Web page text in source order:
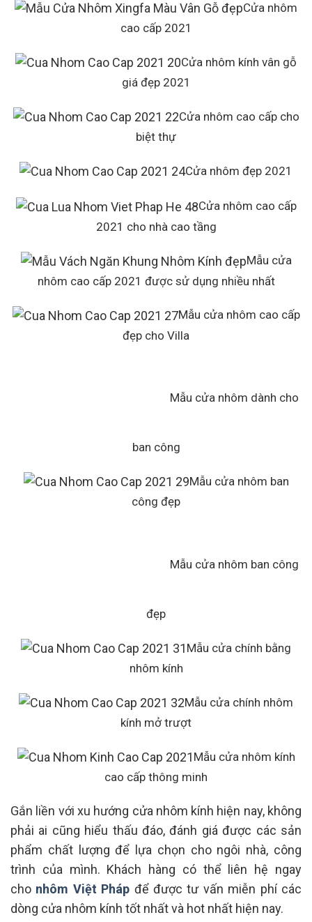
Cửa nhôm
cao cấp 2021
Cửa nhôm kính vân gỗ
giá đẹp 2021
Cửa nhôm cao cấp cho
biệt thự
Cửa nhôm đẹp 2021
Cửa nhôm cao cấp
2021 cho nhà cao tầng
Mẫu cửa
nhôm cao cấp 2021 được sử dụng nhiều nhất
Mẫu cửa nhôm cao cấp
đẹp cho Villa
Mẫu cửa nhôm dành cho
ban công
Mẫu cửa nhôm ban
công đẹp
Mẫu cửa nhôm ban công
đẹp
Mẫu cửa chính bằng
nhôm kính
Mẫu cửa chính nhôm
kính mở trượt
Mẫu cửa nhôm kính
cao cấp thông minh
Gắn liền với xu hướng cửa nhôm kính hiện nay, không
phải ai cũng hiểu thấu đáo, đánh giá được các sản
phẩm chất lượng để lựa chọn cho ngôi nhà, công
trình của mình. Khách hàng có thể liên hệ ngay
cho nhôm Việt Pháp để được tư vấn miễn phí các
dòng cửa nhôm kính tốt nhất và hot nhất hiện nay.